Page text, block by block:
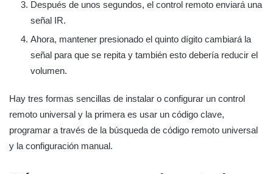
Después de unos segundos, el control remoto enviará una
señal IR.
Ahora, mantener presionado el quinto dígito cambiará la
señal para que se repita y también esto debería reducir el
volumen.
Hay tres formas sencillas de instalar o configurar un control
remoto universal y la primera es usar un código clave,
programar a través de la búsqueda de código remoto universal
y la configuración manual.